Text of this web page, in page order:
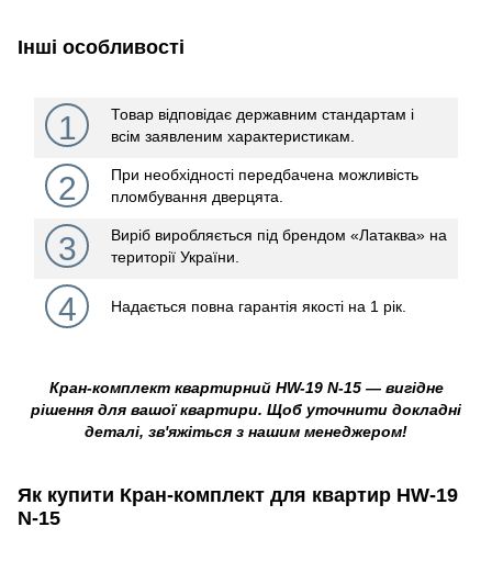
Інші особливості
1
Товар відповідає державним стандартам і
всім заявленим характеристикам.
2
При необхідності передбачена можливість
пломбування дверцята.
3
Виріб виробляється під брендом «Латаква» на
території України.
4 Надається повна гарантія якості на 1 рік.
Кран-комплект квартирний HW-19 N-15 — вигідне
рішення для вашої квартири. Щоб уточнити докладні
деталі, зв'яжіться з нашим менеджером!
Як купити Кран-комплект для квартир HW-19
N-15